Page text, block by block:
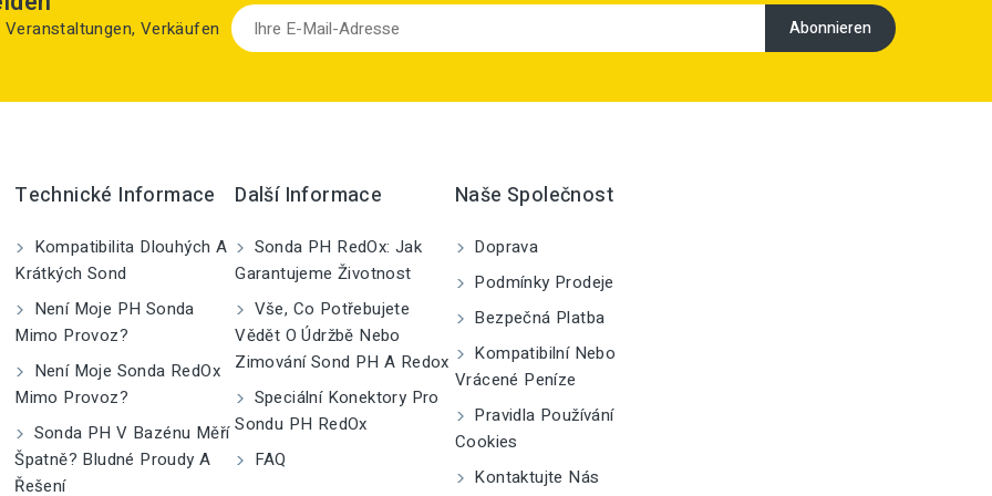
Verkäufen
Technické Informace
Kompatibilita Dlouhých A
Krátkých Sond
Není Moje PH Sonda
Mimo Provoz?
Není Moje Sonda RedOx
Mimo Provoz?
Sonda PH V Bazénu Měří
Špatně? Bludné Proudy A
Řešení
Další Informace
Sonda PH RedOx: Jak
Garantujeme Životnost
Vše, Co Potřebujete
Vědět O Údržbě Nebo
Zimování Sond PH A Redox
Speciální Konektory Pro
Sondu PH RedOx
FAQ
Naše Společnost
Doprava
Podmínky Prodeje
Bezpečná Platba
Kompatibilní Nebo
Vrácené Peníze
Pravidla Používání
Cookies
Kontaktujte Nás